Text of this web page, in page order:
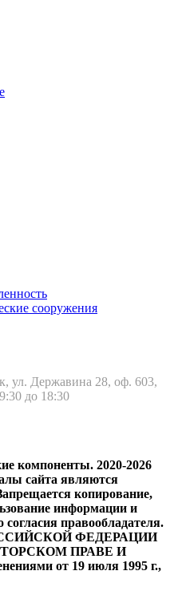
сооружения
ул. Державина 28, оф. 603,
до 18:30
компоненты. 2020-2026
сайта являются
копирование,
информации и
согласия правообладателя.
ФЕДЕРАЦИИ
ПРАВЕ И
от 19 июля 1995 г.,